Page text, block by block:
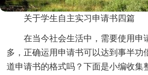
关于学生自主实习申请书四篇
在当今社会生活中，需要使用申
多，正确运用申请书可以达到事半功
道申请书的格式吗？下面是小编收集